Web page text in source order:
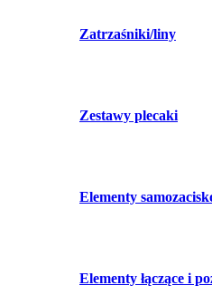
Zatrzaśniki/liny
Zestawy plecaki
Elementy
Elementy łączące i